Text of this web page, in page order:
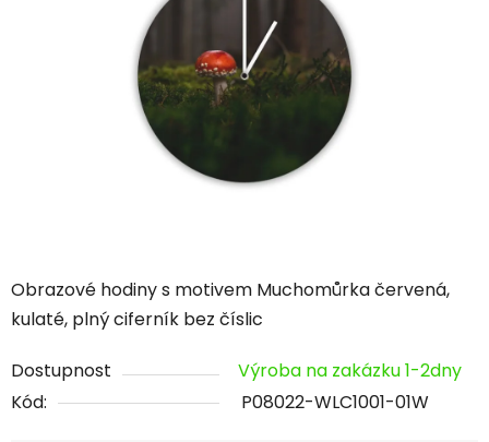
Obrazové hodiny s motivem Muchomůrka červená,
kulaté, plný ciferník bez číslic
Dostupnost
Výroba na zakázku 1-2dny
Kód:
P08022-WLC1001-01W